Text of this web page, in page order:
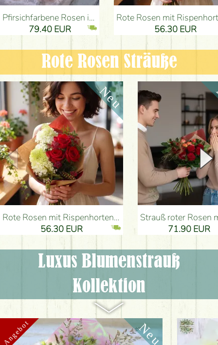
Pfirsichfarbene Rosen in einer eleganten plüsch Zylinderbox (9 Stiele) - Blumenlieferung Budapest
79.40 EUR
Rote Rosen mit Rispenhortensien und kleinen Blumen - Blumenlieferung
56.30 EUR
Rote Rosen Sträuße
Rote Rosen mit Rispenhortensien und kleinen Blumen - Blumenlieferung Budapest
56.30 EUR
Strauß roter Rosen mit Anthurium - Blumenlieferung
71.90 EUR
Luxus Blumenstrauß
Kollektion